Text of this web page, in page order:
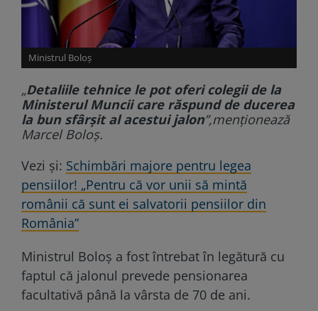
Ministrul Boloș
„Detaliile tehnice le pot oferi colegii de la
Ministerul Muncii care răspund de ducerea
la bun sfârşit al acestui jalon”,menționează
Marcel Boloş.
Vezi și: Schimbări majore pentru legea
pensiilor! „Pentru că vor unii să mintă
românii că sunt ei salvatorii pensiilor din
România”
Ministrul Boloș a fost întrebat în legătură cu
faptul că jalonul prevede pensionarea
facultativă până la vârsta de 70 de ani.